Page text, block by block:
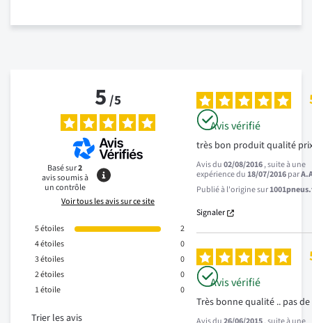
5/5
Basé sur2
avis soumis à
un contrôle
Voir tous les avis sur ce site
5étoiles
2
4étoiles
0
3étoiles
0
2étoiles
0
1étoile 0
Trier les avis
Avis vérifié
très bon produit qualité
Avis du02/08/2016, suite à une
expérience du18/07/2016par
Publié à l'origine sur
Signaler
Avis vérifié
Très bonne qualité .. pas